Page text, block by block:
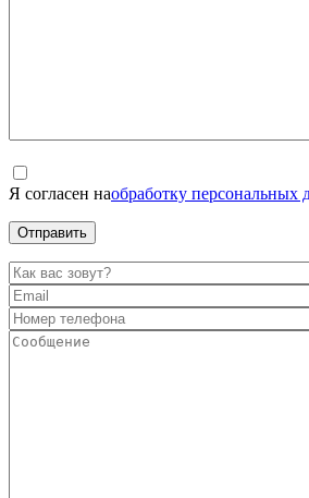
Я согласен наобработку персональных